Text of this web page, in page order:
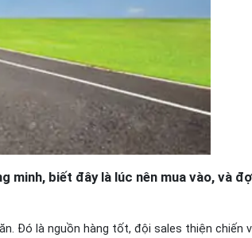
minh, biết đây là lúc nên mua vào, và
Đó là nguồn hàng tốt, đội sales thiện chiến